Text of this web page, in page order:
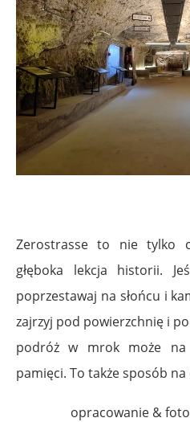
Zerostrasse to nie tylko
głęboka lekcja historii.
poprzestawaj na słońcu i
zajrzyj pod powierzchnię i
podróż w mrok może na
pamięci. To także sposób
opracowanie &